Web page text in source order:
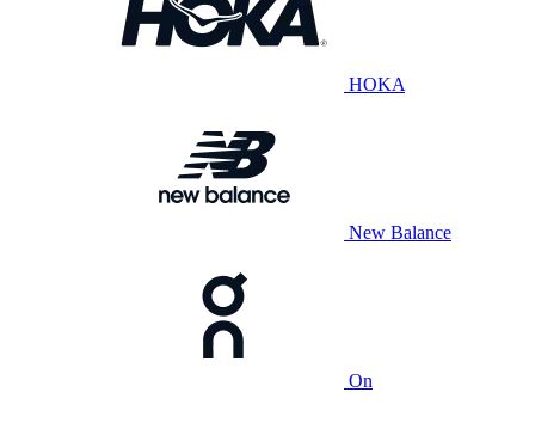
HOKA
New Balance
On